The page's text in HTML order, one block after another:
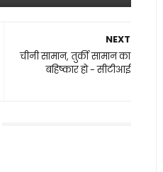
NEXT
चीनी सामान, तुर्की सामान का
बहिष्कार हो - सीटीआई